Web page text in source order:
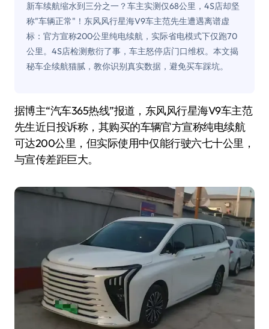
新车续航缩水到三分之一？车主实测仅68公里，4S店却坚
称"车辆正常"！东风风行星海V9车主范先生遭遇离谱虚
标：官方宣称200公里纯电续航，实际省电模式下仅跑70
公里。4S店检测敷衍了事，车主怒停店门口维权。本文揭
秘车企续航猫腻，教你识别真实数据，避免买车踩坑。
据博主“汽车365热线”报道，东风风行星海V9车主范
先生近日投诉称，其购买的车辆官方宣称纯电续航
可达200公里，但实际使用中仅能行驶六七十公里，
与宣传差距巨大。